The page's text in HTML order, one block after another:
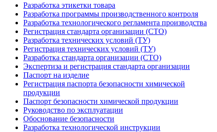
Разработка этикетки товара
Разработка программы производственного контроля
Разработка технологического регламента производства
Регистрация стандарта организации (СТО)
Разработка технических условий (ТУ)
Регистрация технических условий (ТУ)
Разработка стандарта организации (СТО)
Экспертиза и регистрация стандарта организации
Паспорт на изделие
Регистрация паспорта безопасности химической
продукции
Паспорт безопасности химической продукции
Руководство по эксплуатации
Обоснование безопасности
Разработка технологической инструкции